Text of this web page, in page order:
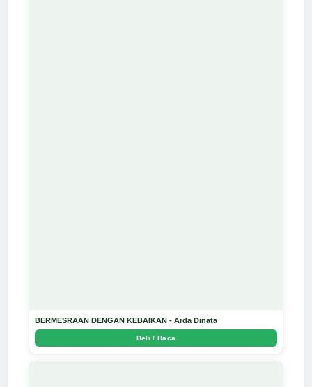
BERMESRAAN DENGAN KEBAIKAN - Arda Dinata
Beli / Baca